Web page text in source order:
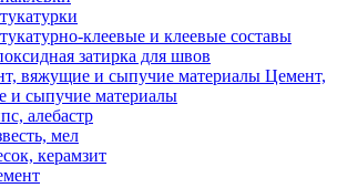
клеевые и клеевые составы
затирка для швов
Цемент,
и сыпучие материалы
алебастр
мел
керамзит